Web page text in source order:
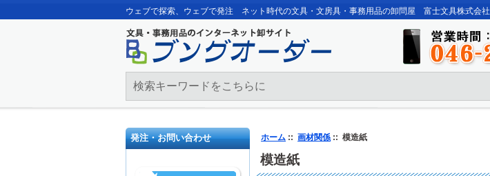
ウェブで探索、ウェブで発注 ネット時代の文具・文房具・事務用品の卸問屋 富士文具株式会社
発注・お問い合わせ ホーム ::画材関係 :: 模造紙
模造紙